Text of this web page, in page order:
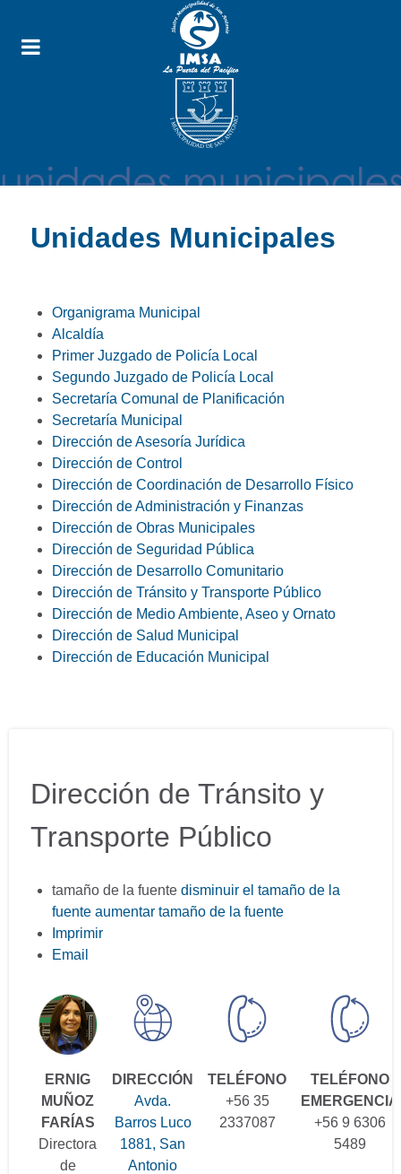
Unidades Municipales
Organigrama Municipal
Alcaldía
Primer Juzgado de Policía Local
Segundo Juzgado de Policía Local
Secretaría Comunal de Planificación
Secretaría Municipal
Dirección de Asesoría Jurídica
Dirección de Control
Dirección de Coordinación de Desarrollo Físico
Dirección de Administración y Finanzas
Dirección de Obras Municipales
Dirección de Seguridad Pública
Dirección de Desarrollo Comunitario
Dirección de Tránsito y Transporte Público
Dirección de Medio Ambiente, Aseo y Ornato
Dirección de Salud Municipal
Dirección de Educación Municipal
Dirección de Tránsito y
Transporte Público
tamaño de la fuente disminuir el tamaño de la
fuente aumentar tamaño de la fuente
Imprimir
Email
ERNIG
MUÑOZ
FARÍAS
Directora
de
DIRECCIÓN
Avda.
Barros Luco
1881, San
Antonio
TELÉFONO
+56 35
2337087
TELÉFONO
EMERGENCIA
+56 9 6306
5489